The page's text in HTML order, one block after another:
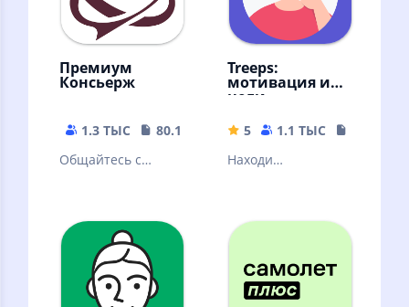
Премиум
Консьерж
1.3 ТЫС
80.14 MB
Общайтесь с
всегда онлайн!
Treeps:
мотивация и
цели
5 1.1 ТЫС
Находи
привычки, ставь
цели и организуй
свое время